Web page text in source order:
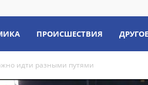
ПРОИСШЕСТВИЯ ДРУГОЕ
идти разными путями